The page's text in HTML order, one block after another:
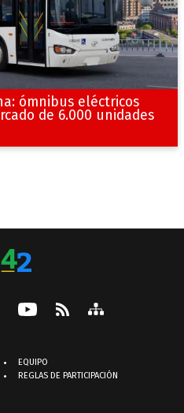
ómnibus eléctricos
de 6.000 unidades
EQUIPO
REGLAS DE PARTICIPACIÓN